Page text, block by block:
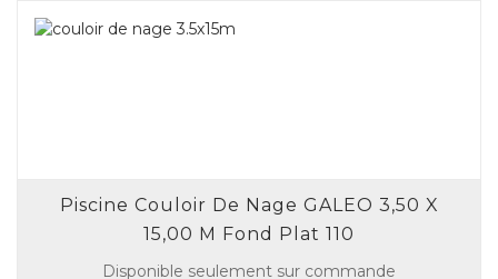
Piscine Couloir De Nage GALEO 3,50 X
15,00 M Fond Plat 110
Disponible seulement sur commande